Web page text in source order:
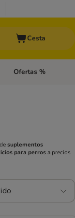
Cesta
Gama Vet.
Menú de categoria
Ofertas %
suplementos
para perrosa precios